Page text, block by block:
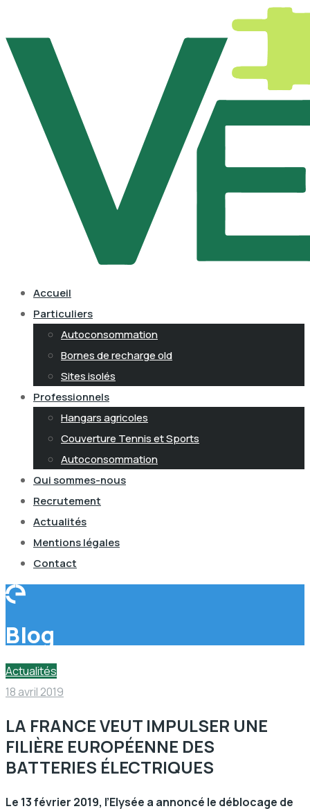
Accueil
Particuliers
Autoconsommation
Bornes de recharge old
Sites isolés
Professionnels
Hangars agricoles
Couverture Tennis et Sports
Autoconsommation
Qui sommes-nous
Recrutement
Actualités
Mentions légales
Contact
Blog
Actualités
18 avril 2019
LA FRANCE VEUT IMPULSER UNE
FILIÈRE EUROPÉENNE DES
BATTERIES ÉLECTRIQUES
Le 13 février 2019, l’Elysée a annoncé le déblocage de